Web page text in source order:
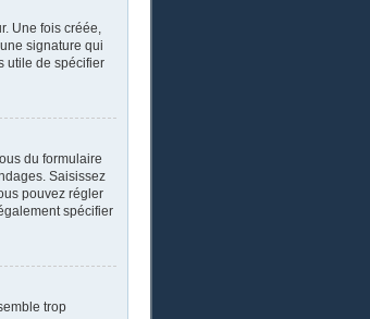
Une fois créée,
signature qui
utile de spécifier
du formulaire
Saisissez
pouvez régler
spécifier
trop